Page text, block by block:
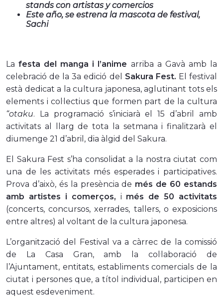
stands con artistas y comercios
Este año, se estrena la mascota de festival,
Sachi
La festa del manga i l’anime arriba a Gavà amb la
celebració de la 3a edició del Sakura Fest. El festival
està dedicat a la cultura japonesa, aglutinant tots els
elements i col·lectius que formen part de la cultura
“otaku. La programació s’iniciarà el 15 d’abril amb
activitats al llarg de tota la setmana i finalitzarà el
diumenge 21 d’abril, dia àlgid del Sakura.
El Sakura Fest s’ha consolidat a la nostra ciutat com
una de les activitats més esperades i participatives.
Prova d’això, és la presència de més de 60 estands
amb artistes i comerços, i més de 50 activitats
(concerts, concursos, xerrades, tallers, o exposicions
entre altres) al voltant de la cultura japonesa.
L’organització del Festival va a càrrec de la comissió
de La Casa Gran, amb la col·laboració de
l’Ajuntament, entitats, establiments comercials de la
ciutat i persones que, a títol individual, participen en
aquest esdeveniment.